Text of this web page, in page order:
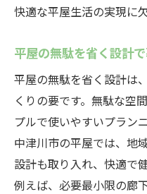
快適な平屋生活の実現に
平屋の無駄を省く設計
平屋の無駄を省く設計は
くりの要です。無駄な空
プルで使いやすいプラン
中津川市の平屋では、地
設計も取り入れ、快適で
例えば、必要最小限の廊